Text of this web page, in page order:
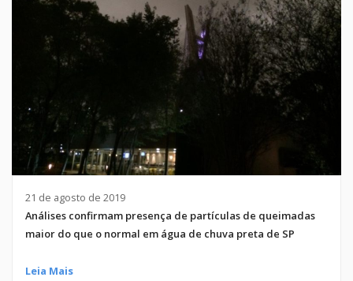
21 de agosto de 2019
Análises confirmam presença de partículas de queimadas
maior do que o normal em água de chuva preta de SP
Leia Mais